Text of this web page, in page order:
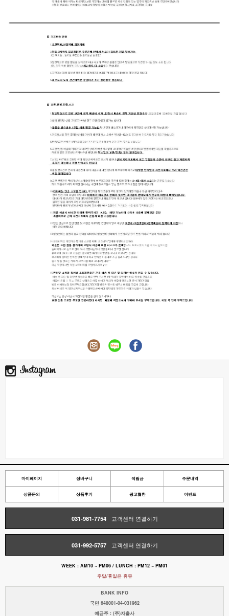
마이페이지 장바구니 적립금 주문내역
상품문의 상품후기 광고협찬 이벤트
031-981-7754 고객센터 연결하기
031-992-5757 고객센터 연결하기
WEEK : AM10 ~ PM06 / LUNCH : PM12 ~ PM01
주말/휴일은 휴뮤
BANK INFO
국민 648001-04-031962
예금주 : (주)자출사